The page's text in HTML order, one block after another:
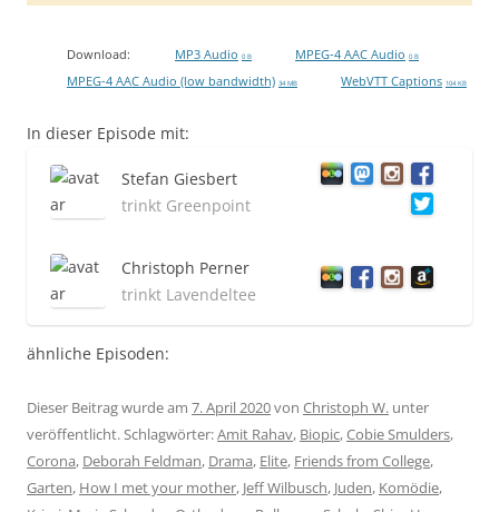
Download: MP3 Audio 0 B MPEG-4 AAC Audio 0 B
MPEG-4 AAC Audio (low bandwidth) 34 MB WebVTT Captions 104 KB
In dieser Episode mit:
Stefan Giesbert
trinkt Greenpoint
Christoph Perner
trinkt Lavendeltee
ähnliche Episoden:
Dieser Beitrag wurde am 7. April 2020von Christoph W. unter
veröffentlicht. Schlagwörter:Amit Rahav, Biopic,Cobie Smulders,
Corona, Deborah Feldman, Drama, Elite, Friends from College,
Garten, How I met your mother, Jeff Wilbusch, Juden, Komödie,